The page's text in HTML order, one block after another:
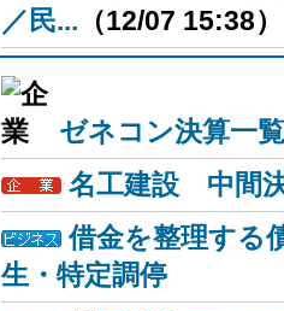
／民... （12/07 15:38）
ゼネコン決算一
名工建設 中間
借金を整理する
生・特定調停